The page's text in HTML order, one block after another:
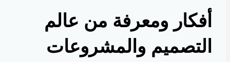
ومعرفة من عالم
والمشروعات